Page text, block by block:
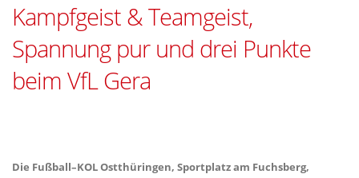
Kampfgeist & Teamgeist,
Spannung pur und drei Punkte
beim VfL Gera
Die Fußball–KOL Ostthüringen, Sportplatz am Fuchsberg,